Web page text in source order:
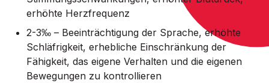
erhöhte Herzfrequenz
2-3‰ – Beeinträchtigung der Sprache, erhöhte
Schläfrigkeit, erhebliche Einschränkung der
Fähigkeit, das eigene Verhalten und die eigenen
Bewegungen zu kontrollieren